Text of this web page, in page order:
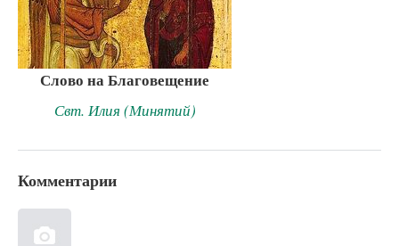
Слово на Благовещение
Свт. Илия (Минятий)
Комментарии